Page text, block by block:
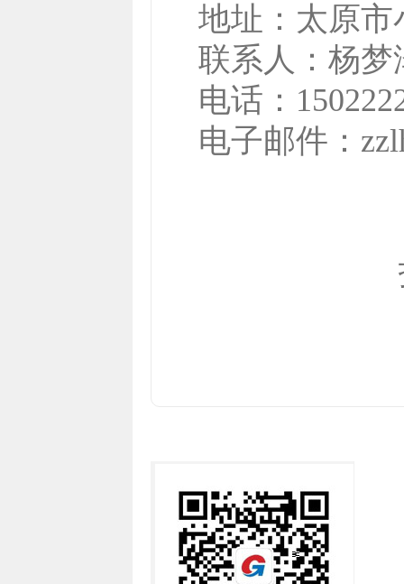
地址： 太原市
联系人： 杨梦
电话：
电子邮件：